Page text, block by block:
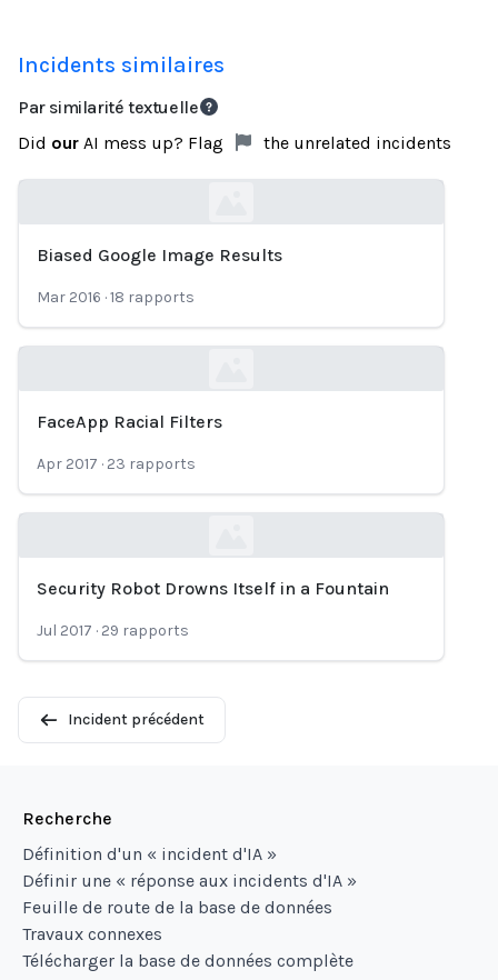
Incidents similaires
Par similarité textuelle
Did our AI mess up? Flag the unrelated incidents
Biased Google Image Results
Mar 2016 ·18 rapports
Loading...
FaceApp Racial Filters
Apr 2017 · 23 rapports
Security Robot Drowns Itself in a Fountain
Jul 2017 · 29 rapports
Incident précédent
Recherche
Définition d'un « incident d'IA »
Définir une « réponse aux incidents d'IA »
Feuille de route de la base de données
Travaux connexes
Télécharger la base de données complète